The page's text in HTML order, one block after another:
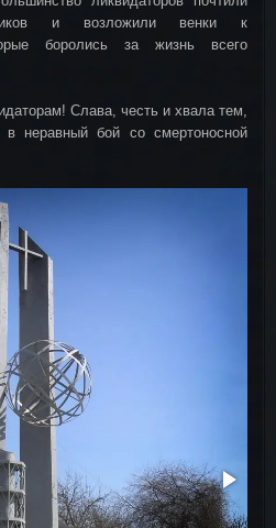
и возложили венки к
боролись за жизнь всего
Слава, честь и хвала тем,
в неравный бой со смертоносной